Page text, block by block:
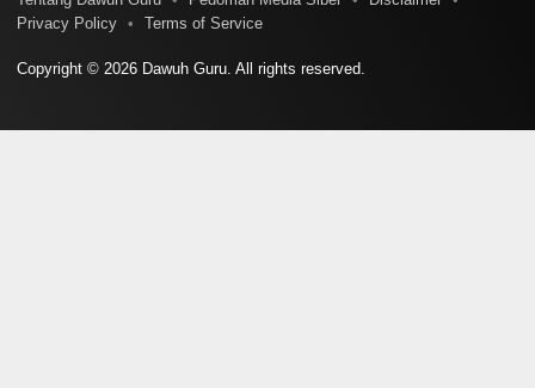
Privacy Policy
Terms of Service
Copyright © 2026 Dawuh Guru. All rights reserved.